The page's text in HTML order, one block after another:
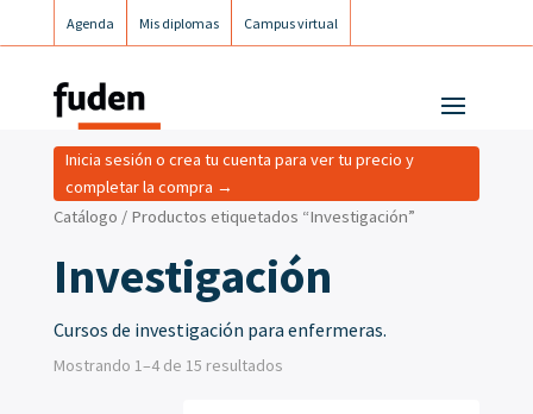
Agenda Mis diplomas Campus virtual
Catálogo / Productos etiquetados “Investigación”
Investigación
Cursos de investigación para enfermeras.
Inicia sesión o crea tu cuenta para ver tu precio y
completar la compra →
Mostrando 1–4 de 15 resultados